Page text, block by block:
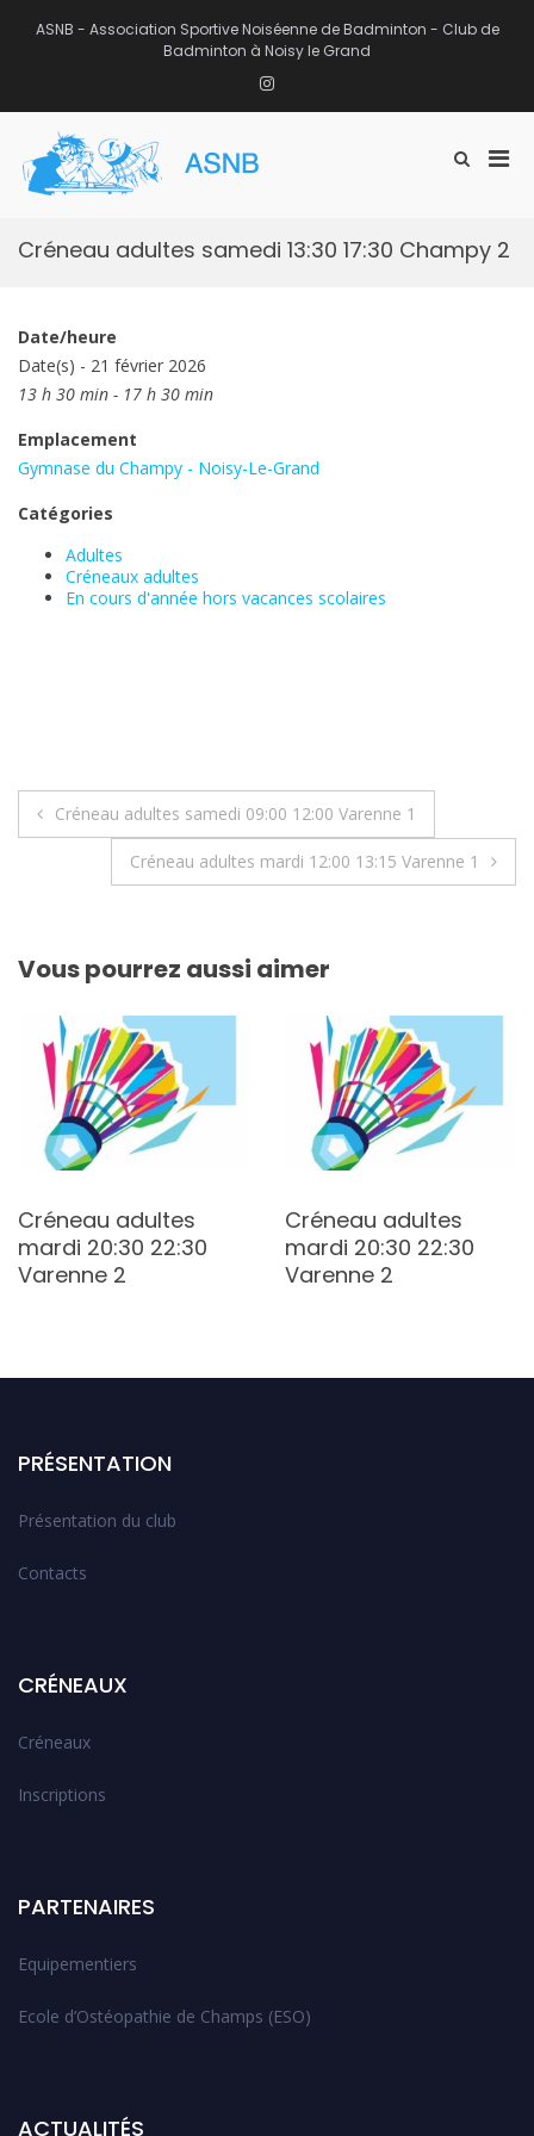
ASNB - Association Sportive Noiséenne de Badminton - Club de
Badminton à Noisy le Grand
Instagram
Afficher
recherche
Créneau adultes samedi 13:30 17:30 Champy 2
Date/heure
Date(s) - 21 février 2026
13 h 30 min - 17 h 30 min
Emplacement
Gymnase du Champy - Noisy-Le-Grand
Catégories
Adultes
Créneaux adultes
En cours d'année hors vacances scolaires
Navigation
Créneau adultes samedi 09:00 12:00 Varenne 1
Créneau adultes mardi 12:00 13:15 Varenne 1
Vous pourrez aussi aimer
Créneau adultes
mardi 20:30 22:30
Varenne 2
Créneau adultes
mardi 20:30 22:30
Varenne 2
PRÉSENTATION
Présentation du club
Contacts
CRÉNEAUX
Créneaux
Inscriptions
PARTENAIRES
Equipementiers
Ecole d’Ostéopathie de Champs (ESO)
ACTUALITÉS